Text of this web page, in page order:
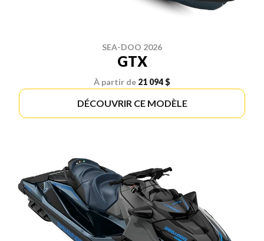
SEA-DOO 2026
GTX
À partir de 21 094 $
DÉCOUVRIR CE MODÈLE